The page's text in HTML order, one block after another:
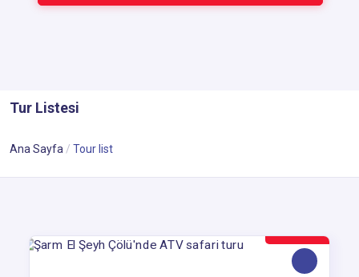
Tur Listesi
Ana Sayfa Tour list